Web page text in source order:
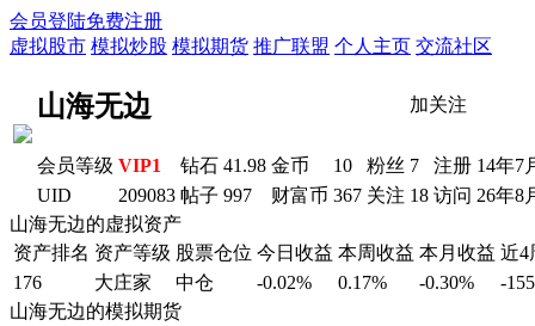
会员登陆免费注册
虚拟股市 模拟炒股 模拟期货 推广联盟 个人主页 交流社区
山海无边 加关注
会员等级 VIP1 钻石 41.98 金币 10 粉丝 7 注册 14年7
UID
209083 帖子 997 财富币 367 关注 18 访问 26年8
山海无边的虚拟资产
资产排名 资产等级 股票仓位 今日收益 本周收益 本月收益 近4
176
大庄家 中仓 -0.02% 0.17% -0.30%
-
山海无边的模拟期货